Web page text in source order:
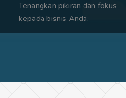
Tenangkan pikiran dan fokus
kepada bisnis Anda.